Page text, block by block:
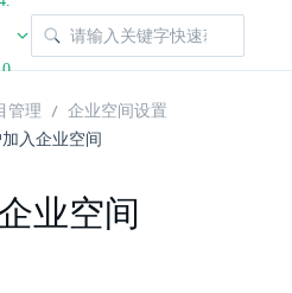
管理
企业空间设置
入企业空间
业空间